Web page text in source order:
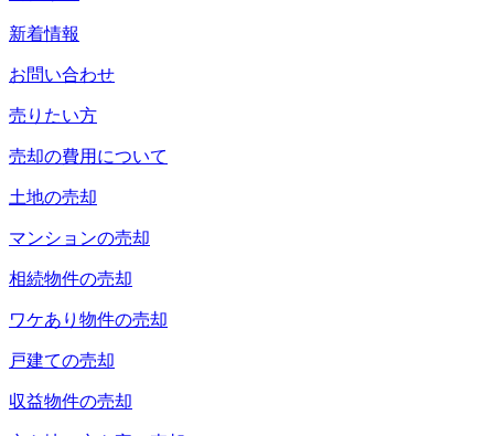
新着情報
お問い合わせ
売りたい方
売却の費用について
土地の売却
マンションの売却
相続物件の売却
ワケあり物件の売却
戸建ての売却
収益物件の売却